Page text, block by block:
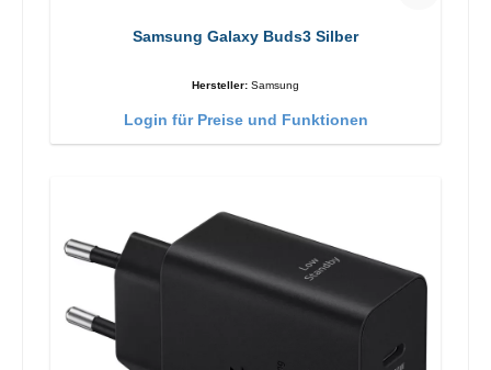
Samsung Galaxy Buds3 Silber
Hersteller: Samsung
Login für Preise und Funktionen